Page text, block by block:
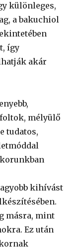
különleges,
a bakuchiol
így
akár
mélyülő
tudatos,
kihívást
másra, mint
Ez után